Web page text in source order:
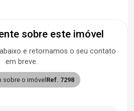
sobre este imóvel
e retornamos o seu contato
em breve.
sobre o imóvel Ref. 7298